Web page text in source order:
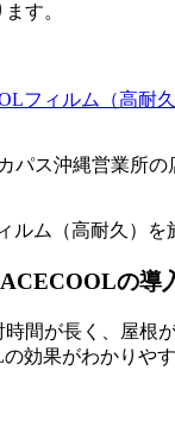
す。
フィルム（高耐久
パス沖縄営業所の
ルム（高耐久）を
の導
間が長く、屋根
の効果がわかりや